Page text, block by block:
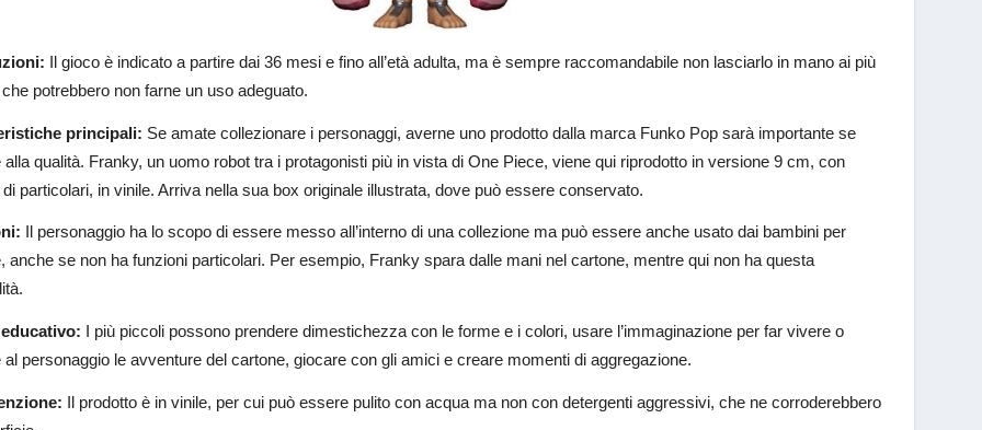
Il gioco è indicato a partire dai 36 mesi e fino all’età adulta, ma è sempre raccomandabile non lasciarlo in mano ai più
potrebbero non farne un uso adeguato.
principali: Se amate collezionare i personaggi, averne uno prodotto dalla marca Funko Pop sarà importante se
alla qualità. Franky, un uomo robot tra i protagonisti più in vista di One Piece, viene qui riprodotto in versione 9 cm, con
particolari, in vinile. Arriva nella sua box originale illustrata, dove può essere conservato.
Il personaggio ha lo scopo di essere messo all’interno di una collezione ma può essere anche usato dai bambini per
anche se non ha funzioni particolari. Per esempio, Franky spara dalle mani nel cartone, mentre qui non ha questa
I più piccoli possono prendere dimestichezza con le forme e i colori, usare l’immaginazione per far vivere o
al personaggio le avventure del cartone, giocare con gli amici e creare momenti di aggregazione.
Il prodotto è in vinile, per cui può essere pulito con acqua ma non con detergenti aggressivi, che ne corroderebbero